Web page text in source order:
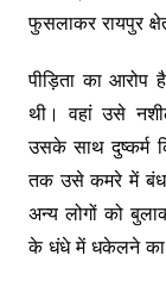
फुसलाकर रायपुर
पीड़िता का
थी। वहां उसे
उसके साथ दुष्कर्म
तक उसे कमरे में
अन्य लोगों को
के धंधे में धकेलने का